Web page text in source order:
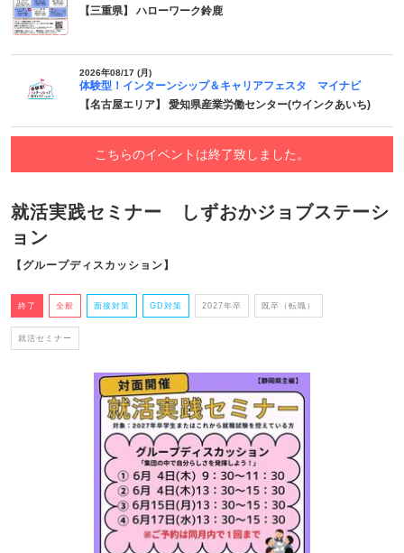
【三重県】 ハローワーク鈴鹿
2026年08/17 (月)
体験型！インターンシップ＆キャリアフェスタ マイナビ
【名古屋エリア】 愛知県産業労働センター(ウインクあいち)
こちらのイベントは終了致しました。
就活実践セミナー しずおかジョブステーシ
ョン
【グループディスカッション】
終了 全般 面接対策 GD対策 2027年卒 既卒（転職）
就活セミナー